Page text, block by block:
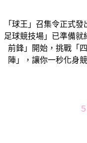
「球王」召集令正式
足球競技場」已準備
前鋒」開始，挑戰「
陣」，讓你一秒化身